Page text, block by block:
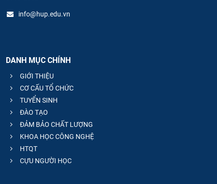
info@hup.edu.vn
DANH MỤC CHÍNH
GIỚI THIỆU
CƠ CẤU TỔ CHỨC
TUYỂN SINH
ĐÀO TẠO
ĐẢM BẢO CHẤT LƯỢNG
KHOA HỌC CÔNG NGHỆ
HTQT
CỰU NGƯỜI HỌC